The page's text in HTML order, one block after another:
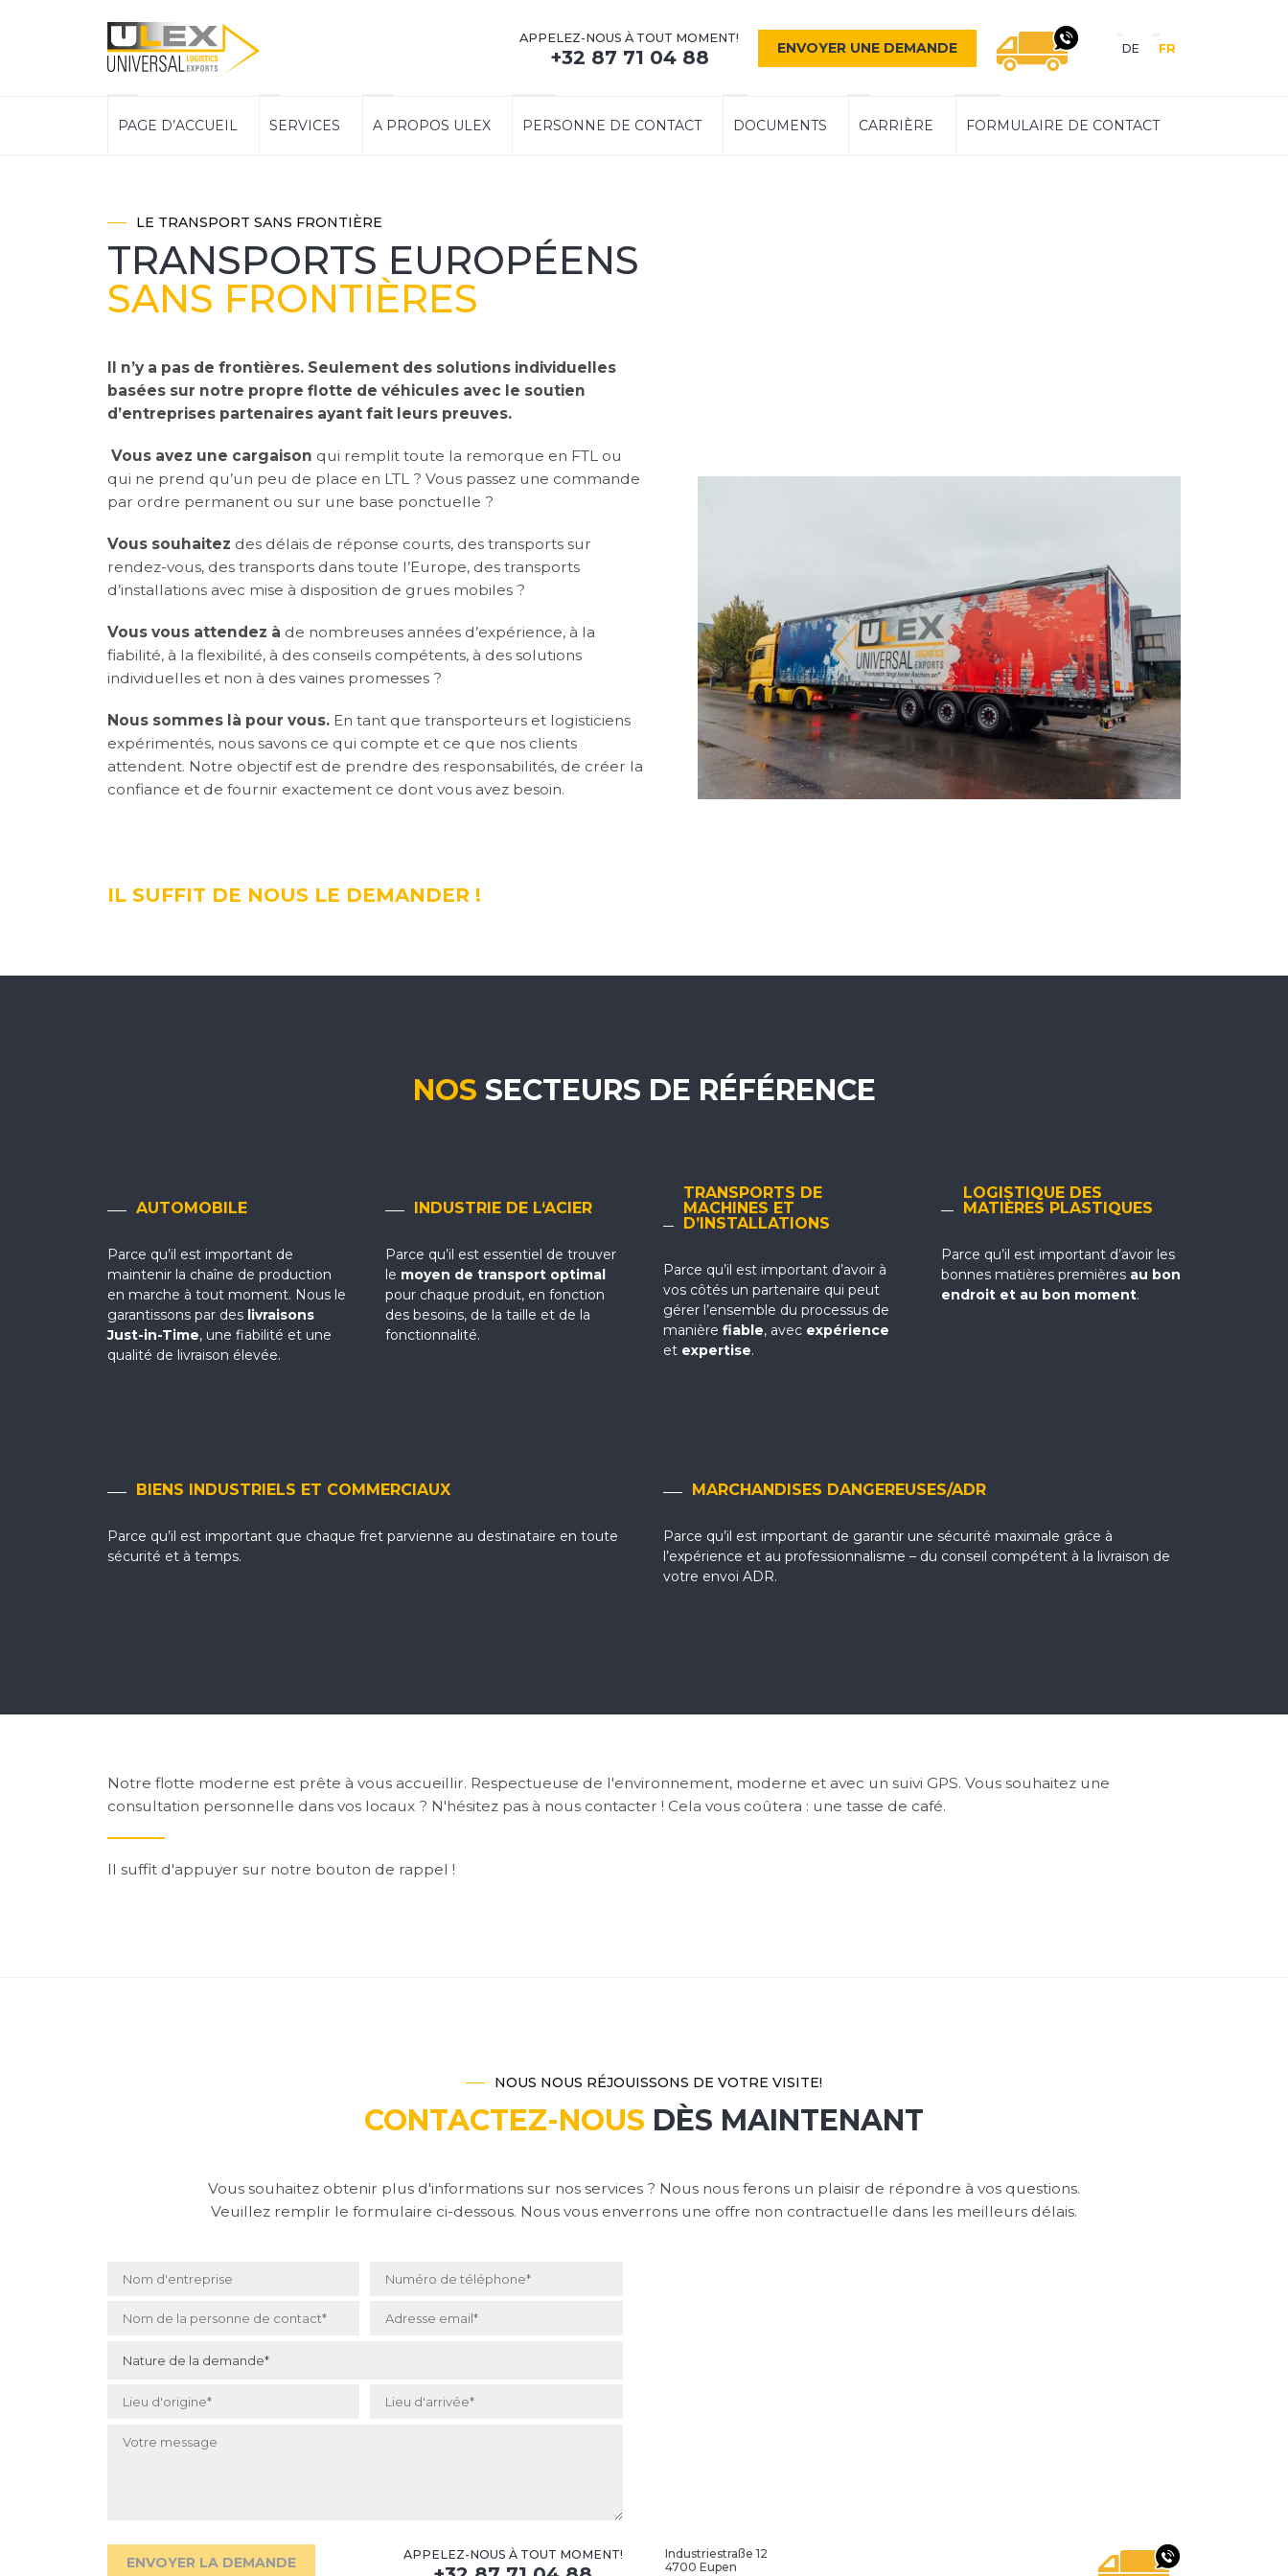
ULEX
Logistics
APPELEZ-NOUS À TOUT MOMENT!
+32 87 71 04 88 ENVOYER UNE DEMANDE
Sprache
DE FR
NavigationPAGE D’ACCUEIL SERVICES A PROPOS ULEX PERSONNE DE CONTACT DOCUMENTS CARRIÈRE FORMULAIRE DE CONTACT
LE TRANSPORT SANS FRONTIÈRE
TRANSPORTS EUROPÉENS
SANS FRONTIÈRES
Il n’y a pas de frontières. Seulement des solutions individuelles
basées sur notre propre flotte de véhicules avec le soutien
d’entreprises partenaires ayant fait leurs preuves.
Vous avez une cargaison qui remplit toute la remorque en FTL ou
qui ne prend qu’un peu de place en LTL ? Vous passez une commande
par ordre permanent ou sur une base ponctuelle ?
Vous souhaitez des délais de réponse courts, des transports sur
rendez-vous, des transports dans toute l’Europe, des transports
d’installations avec mise à disposition de grues mobiles ?
Vous vous attendez à de nombreuses années d’expérience, à la
fiabilité, à la flexibilité, à des conseils compétents, à des solutions
individuelles et non à des vaines promesses ?
Nous sommes là pour vous. En tant que transporteurs et logisticiens
expérimentés, nous savons ce qui compte et ce que nos clients
attendent. Notre objectif est de prendre des responsabilités, de créer la
confiance et de fournir exactement ce dont vous avez besoin.
IL SUFFIT DE NOUS LE DEMANDER !
NOS SECTEURS DE RÉFÉRENCE
AUTOMOBILE
Parce qu’il est important de
maintenir la chaîne de production
en marche à tout moment. Nous le
garantissons par des livraisons
Just-in-Time, une fiabilité et une
qualité de livraison élevée.
INDUSTRIE DE L‘ACIER
Parce qu’il est essentiel de trouver
le moyen de transport optimal
pour chaque produit, en fonction
des besoins, de la taille et de la
fonctionnalité.
TRANSPORTS DE
MACHINES ET
D’INSTALLATIONS
Parce qu’il est important d’avoir à
vos côtés un partenaire qui peut
gérer l’ensemble du processus de
manière fiable, avec expérience
et expertise.
LOGISTIQUE DES
MATIÈRES PLASTIQUES
Parce qu’il est important d’avoir les
bonnes matières premières au bon
endroit et au bon moment.
BIENS INDUSTRIELS ET COMMERCIAUX
Parce qu’il est important que chaque fret parvienne au destinataire en toute
sécurité et à temps.
MARCHANDISES DANGEREUSES/ADR
Parce qu’il est important de garantir une sécurité maximale grâce à
l’expérience et au professionnalisme – du conseil compétent à la livraison de
votre envoi ADR.
Notre flotte moderne est prête à vous accueillir. Respectueuse de l'environnement, moderne et avec un suivi GPS. Vous souhaitez une
consultation personnelle dans vos locaux ? N'hésitez pas à nous contacter ! Cela vous coûtera : une tasse de café.
Il suffit d'appuyer sur notre bouton de rappel !
NOUS NOUS RÉJOUISSONS DE VOTRE VISITE!
CONTACTEZ-NOUS DÈS MAINTENANT
Vous souhaitez obtenir plus d'informations sur nos services ? Nous nous ferons un plaisir de répondre à vos questions.
Veuillez remplir le formulaire ci-dessous. Nous vous enverrons une offre non contractuelle dans les meilleurs délais.
APPELEZ-NOUS À TOUT MOMENT!
ENVOYER LA DEMANDE
Industriestraße 12
4700 Eupen